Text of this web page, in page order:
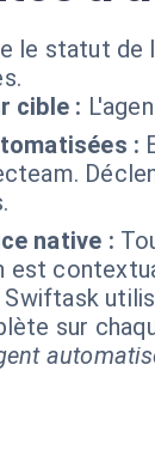
le statut
cible :
:
native :
est
Swiftask
sur